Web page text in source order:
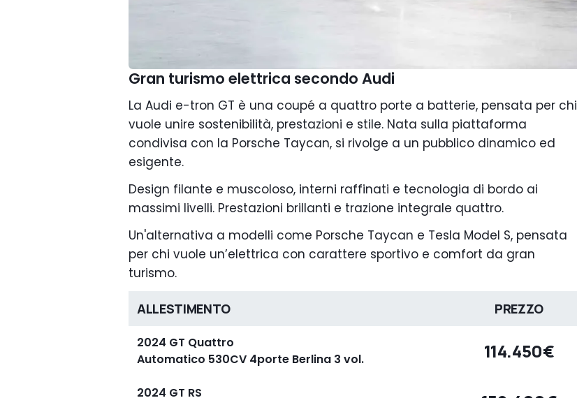
Gran turismo elettrica secondo Audi
La Audi e-tron GT è una coupé a quattro porte a batterie, pensata per chi
vuole unire sostenibilità, prestazioni e stile. Nata sulla piattaforma
condivisa con la Porsche Taycan, si rivolge a un pubblico dinamico ed
esigente.
Design filante e muscoloso, interni raffinati e tecnologia di bordo ai
massimi livelli. Prestazioni brillanti e trazione integrale quattro.
Un'alternativa a modelli come Porsche Taycan e Tesla Model S, pensata
per chi vuole un’elettrica con carattere sportivo e comfort da gran
turismo.
ALLESTIMENTO PREZZO
2024 GT Quattro
Automatico 530CV 4porte Berlina 3 vol.
114.450€
2024 GT RS